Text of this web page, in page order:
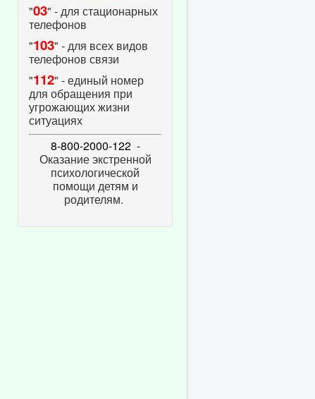
"03" - для стационарных
телефонов
"103" - для всех видов
телефонов связи
"112" - единый номер
для обращения при
угрожающих жизни
ситуациях
8-800-2000-122-
Оказание экстренной
психологической
помощи детям и
родителям.